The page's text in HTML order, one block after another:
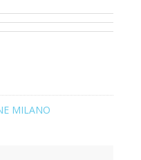
MILANO